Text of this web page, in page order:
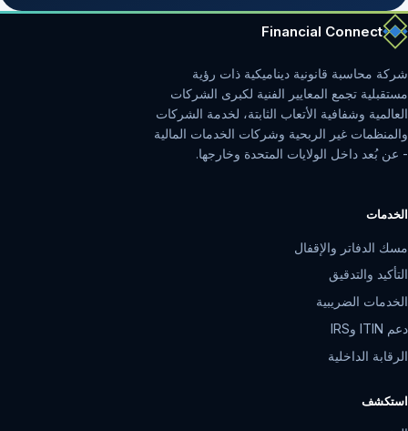
Financial Connect
شركة محاسبة قانونية ديناميكية ذات رؤية
مستقبلية تجمع المعايير الفنية لكبرى الشركات
العالمية وشفافية الأتعاب الثابتة، لخدمة الشركات
والمنظمات غير الربحية وشركات الخدمات المالية
- عن بُعد داخل الولايات المتحدة وخارجها.
الخدمات
مسك الدفاتر والإقفال
التأكيد والتدقيق
الخدمات الضريبية
دعم ITIN وIRS
الرقابة الداخلية
استكشف